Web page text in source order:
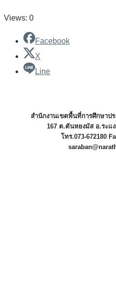
Views: 0
Facebook
X
Line
สำนักงานเขตพื้นที่การศึกษาป
167 ต.ตันหยงมัส อ.ระแ
โทร.073-672180